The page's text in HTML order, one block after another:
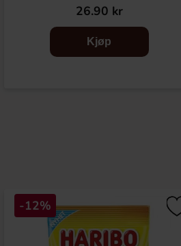
26.90 kr
Kjøp
-12%